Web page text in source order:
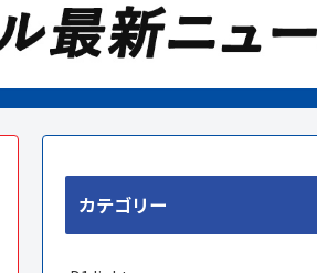
カテゴリー